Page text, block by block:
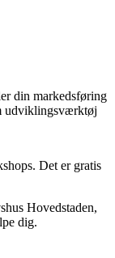
din markedsføring
udviklingsværktøj
Det er gratis
Hovedstaden,
dig.